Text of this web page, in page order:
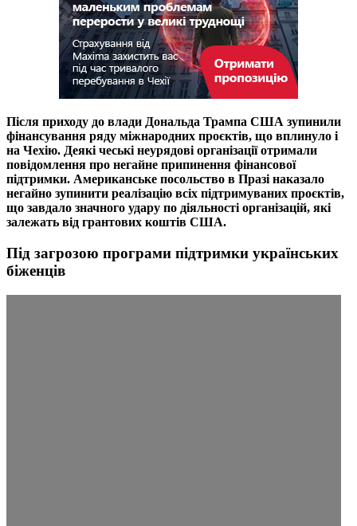
Після приходу до влади Дональда Трампа США зупинили
фінансування ряду міжнародних проєктів, що вплинуло і
на Чехію. Деякі чеські неурядові організації отримали
повідомлення про негайне припинення фінансової
підтримки. Американське посольство в Празі наказало
негайно зупинити реалізацію всіх підтримуваних проєктів,
що завдало значного удару по діяльності організацій, які
залежать від грантових коштів США.
Під загрозою програми підтримки українських
біженців